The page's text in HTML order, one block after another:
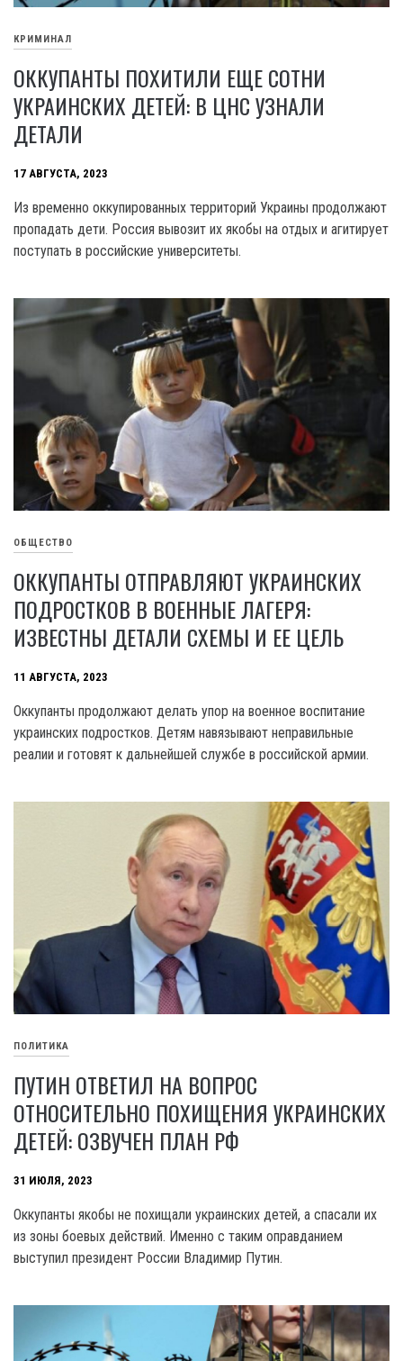
КРИМИНАЛ
ОККУПАНТЫ ПОХИТИЛИ ЕЩЕ СОТНИ
УКРАИНСКИХ ДЕТЕЙ: В ЦНС УЗНАЛИ
ДЕТАЛИ
17 АВГУСТА, 2023
Из временно оккупированных территорий Украины продолжают
пропадать дети. Россия вывозит их якобы на отдых и агитирует
поступать в российские университеты.
ОБЩЕСТВО
ОККУПАНТЫ ОТПРАВЛЯЮТ УКРАИНСКИХ
ПОДРОСТКОВ В ВОЕННЫЕ ЛАГЕРЯ:
ИЗВЕСТНЫ ДЕТАЛИ СХЕМЫ И ЕЕ ЦЕЛЬ
11 АВГУСТА, 2023
Оккупанты продолжают делать упор на военное воспитание
украинских подростков. Детям навязывают неправильные
реалии и готовят к дальнейшей службе в российской армии.
ПОЛИТИКА
ПУТИН ОТВЕТИЛ НА ВОПРОС
ОТНОСИТЕЛЬНО ПОХИЩЕНИЯ УКРАИНСКИХ
ДЕТЕЙ: ОЗВУЧЕН ПЛАН РФ
31 ИЮЛЯ, 2023
Оккупанты якобы не похищали украинских детей, а спасали их
из зоны боевых действий. Именно с таким оправданием
выступил президент России Владимир Путин.